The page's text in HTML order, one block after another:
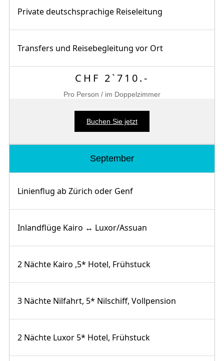
Private deutschsprachige Reiseleitung
Transfers und Reisebegleitung vor Ort
CHF 2`710.-
Pro Person / im Doppelzimmer
Buchen Sie jetzt
September
Linienflug ab Zürich oder Genf
Inlandflüge Kairo ↔ Luxor/Assuan
2 Nächte Kairo ,5* Hotel, Frühstuck
3 Nächte Nilfahrt, 5* Nilschiff, Vollpension
2 Nächte Luxor 5* Hotel, Frühstuck